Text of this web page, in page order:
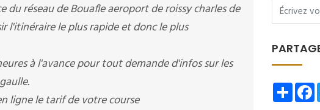
réseau de Bouafle aeroport de roissy charles de
l'itinéraire le plus rapide et donc le plus
à l'avance pour tout demande d'infos sur les
ligne le tarif de votre course
Share